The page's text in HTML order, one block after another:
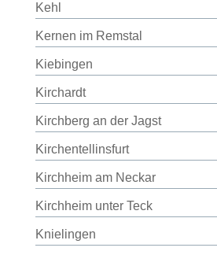
Kehl
Kernen im Remstal
Kiebingen
Kirchardt
Kirchberg an der Jagst
Kirchentellinsfurt
Kirchheim am Neckar
Kirchheim unter Teck
Knielingen